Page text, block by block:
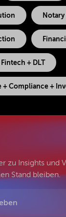
Notary
Fintech + DLT
Compliance +
zu Insights und
Stand bleiben.